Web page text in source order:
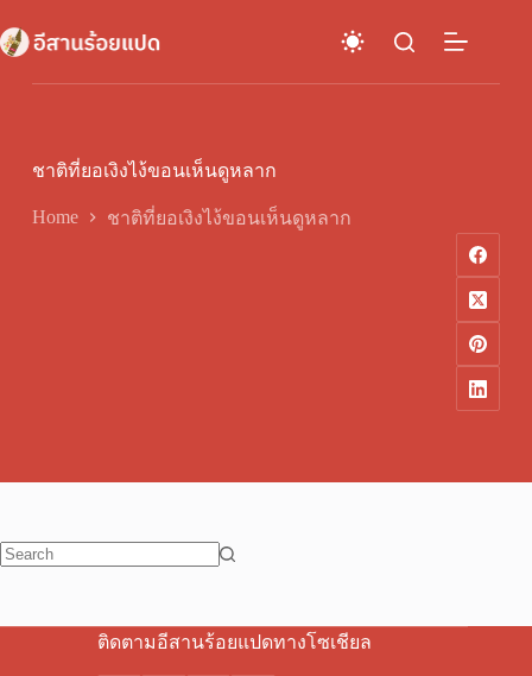
to
content
ชาติที่ยอเงิงไง้ขอนเห็นดูหลาก
Home ชาติที่ยอเงิงไง้ขอนเห็นดูหลาก
ติดตามอีสานร้อยแปดทางโซเชียล